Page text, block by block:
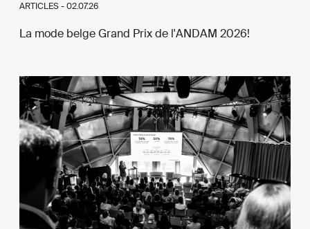
ARTICLES -02.07.26
La mode belge Grand Prix de l'ANDAM 2026!